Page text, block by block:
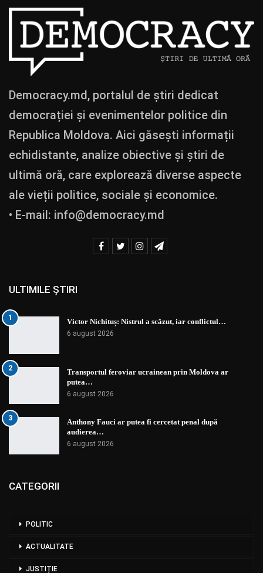
Democracy.md, portalul de știri dedicat
democrației și evenimentelor politice din
Republica Moldova. Aici găsești informații
echidistante, analize obiective și știri de
ultimă oră, care explorează diverse aspecte
ale vieții politice, sociale și economice.
• E-mail: info@democracy.md
ULTIMILE ȘTIRI
1 Victor Nichituș: Nistrul a scăzut, iar conflictul…
6 august 2026
2
Transportul feroviar ucrainean prin Moldova ar
putea…
6 august 2026
3
Anthony Fauci ar putea fi cercetat penal după
audierea…
6 august 2026
CATEGORII
POLITIC
ACTUALITATE
JUSTIȚIE